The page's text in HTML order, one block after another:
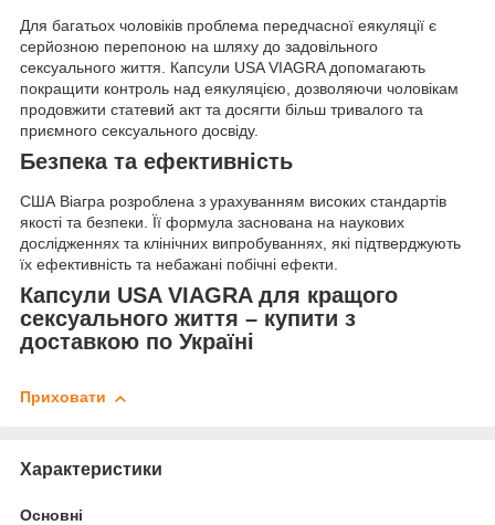
Для багатьох чоловіків проблема передчасної еякуляції є
серйозною перепоною на шляху до задовільного
сексуального життя. Капсули USA VIAGRA допомагають
покращити контроль над еякуляцією, дозволяючи чоловікам
продовжити статевий акт та досягти більш тривалого та
приємного сексуального досвіду.
Безпека та ефективність
США Віагра розроблена з урахуванням високих стандартів
якості та безпеки. Її формула заснована на наукових
дослідженнях та клінічних випробуваннях, які підтверджують
їх ефективність та небажані побічні ефекти.
Капсули USA VIAGRA для кращого
сексуального життя – купити з
доставкою по Україні
Приховати
Характеристики
Основні